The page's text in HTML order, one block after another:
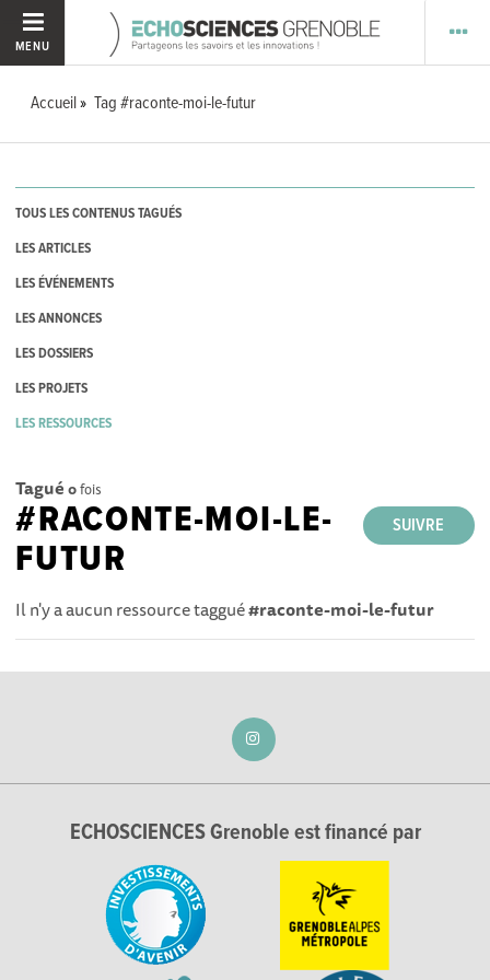
MENU
Accueil Tag #raconte-moi-le-futur
TOUS LES CONTENUS TAGUÉS
LES ARTICLES
LES ÉVÉNEMENTS
LES ANNONCES
LES DOSSIERS
LES PROJETS
LES RESSOURCES
Tagué 0fois
SUIVRE
#RACONTE-MOI-LE-
FUTUR
Il n'y a aucun ressource taggué#raconte-moi-le-futur
ECHOSCIENCES Grenoble est financé par